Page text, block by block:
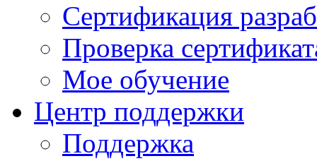
Сертификация
Проверка
Мое обучение
Центр поддержки
Поддержка